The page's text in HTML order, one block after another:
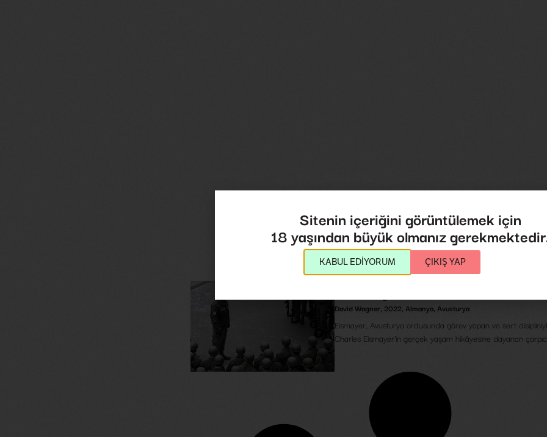
David Wagner 2022 Almanya, Avusturya
Eismayer, Avusturya ordusunda görev yapan ve sert
Charles Eismayer’in gerçek yaşam hikâyesine dayanan
Sitenin içeriğini görüntülemek için
18 yaşından büyük olmanız
KABUL EDİYORUM ÇIKIŞ YAP